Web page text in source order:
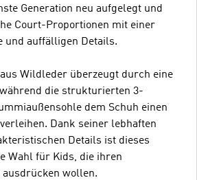
Generation neu aufgelegt und
Court-Proportionen mit einer
und auffälligen Details.
Wildleder überzeugt durch eine
die strukturierten 3-
dem Schuh einen
Dank seiner lebhaften
Details ist dieses
Wahl für Kids, die ihren
wollen.